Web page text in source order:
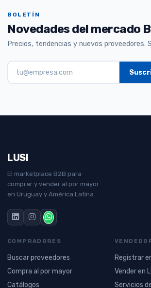
BOLETÍN
Novedades del mercado
Precios, tendencias y nuevos proveedores.
LUSI
El marketplace B2B para
comprar y vender al por mayor
en Uruguay y América Latina.
COMPRADORES
Buscar proveedores
Compra al por mayor
Catálogos
Registrar
Vender en
Servicios